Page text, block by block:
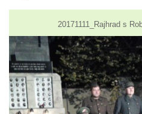
20171111_Rajhrad s